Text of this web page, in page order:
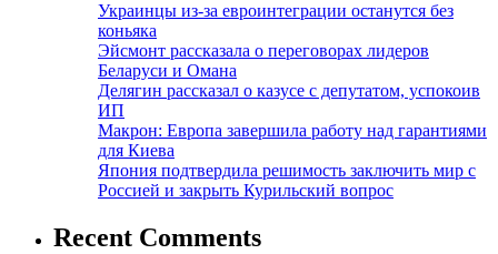
Украинцы из-за евроинтеграции останутся без
коньяка
Эйсмонт рассказала о переговорах лидеров
Беларуси и Омана
Делягин рассказал о казусе с депутатом, успокоив
ИП
Макрон: Европа завершила работу над гарантиями
для Киева
Япония подтвердила решимость заключить мир с
Россией и закрыть Курильский вопрос
Recent Comments